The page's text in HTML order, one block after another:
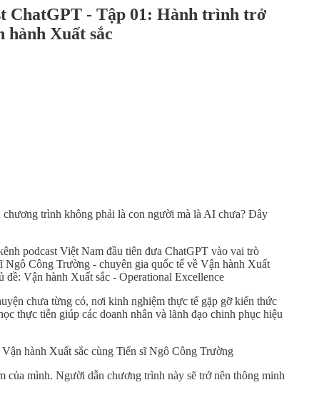
ChatGPT - Tập 01: Hành trình trở
hành Xuất sắc
chương trình không phải là con người mà là AI chưa? Đây
podcast Việt Nam đầu tiên đưa ChatGPT vào vai trò
Công Trường - chuyên gia quốc tế về Vận hành Xuất
đề: Vận hành Xuất sắc - Operational Excellence
chưa từng có, nơi kinh nghiệm thực tế gặp gỡ kiến ​​thức
thực tiễn giúp các doanh nhân và lãnh đạo chinh phục hiệu
hành Xuất sắc cùng Tiến sĩ Ngô Công Trường
của mình. Người dẫn chương trình này sẽ trở nên thông minh